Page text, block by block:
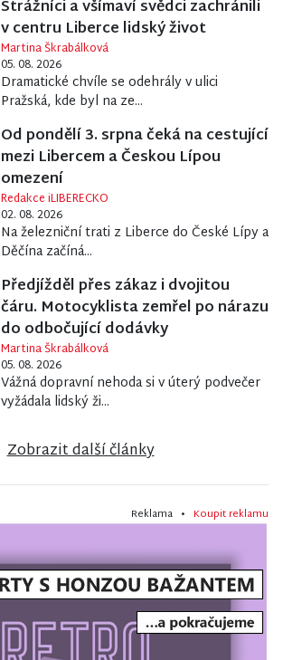
Strážníci a všímaví svědci zachránili
v centru Liberce lidský život
Martina Škrabálková
05. 08. 2026
Dramatické chvíle se odehrály v ulici
Pražská, kde byl na ze...
Od pondělí 3. srpna čeká na cestující
mezi Libercem a Českou Lípou
omezení
Redakce iLIBERECKO
02. 08. 2026
Na železniční trati z Liberce do České Lípy a
Děčína začíná...
Předjížděl přes zákaz i dvojitou
čáru. Motocyklista zemřel po nárazu
do odbočující dodávky
Martina Škrabálková
05. 08. 2026
Vážná dopravní nehoda si v úterý podvečer
vyžádala lidský ži...
Zobrazit další články
Reklama • Koupit reklamu